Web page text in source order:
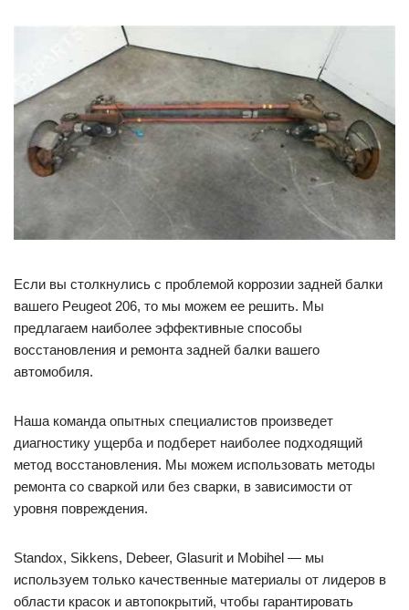
Если вы столкнулись с проблемой коррозии задней балки
вашего Peugeot 206, то мы можем ее решить. Мы
предлагаем наиболее эффективные способы
восстановления и ремонта задней балки вашего
автомобиля.
Наша команда опытных специалистов произведет
диагностику ущерба и подберет наиболее подходящий
метод восстановления. Мы можем использовать методы
ремонта со сваркой или без сварки, в зависимости от
уровня повреждения.
Standox, Sikkens, Debeer, Glasurit и Mobihel — мы
используем только качественные материалы от лидеров в
области красок и автопокрытий, чтобы гарантировать